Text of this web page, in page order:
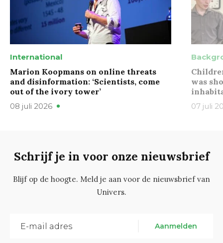
International
Marion Koopmans on online threats
and disinformation: ‘Scientists, come
out of the ivory tower’
08 juli 2026
was
07 juli
Schrijf je in voor onze nieuwsbrief
Blijf op de hoogte. Meld je aan voor de nieuwsbrief van
Univers.
Aanmelden